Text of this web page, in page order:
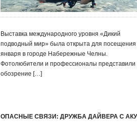
Выставка международного уровня «Дикий
подводный мир» была открыта для посещения
января в городе Набережные Челны.
Фотолюбители и профессионалы представили
обозрение […]
ОПАСНЫЕ СВЯЗИ: ДРУЖБА ДАЙВЕРА С